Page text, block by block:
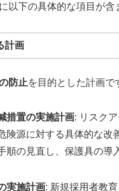
以下の具体的な項目が含
計画
防止を目的とした計画で
措置の実施計画: リスク
険源に対する具体的な改
順の見直し、保護具の導
実施計画: 新規採用者教